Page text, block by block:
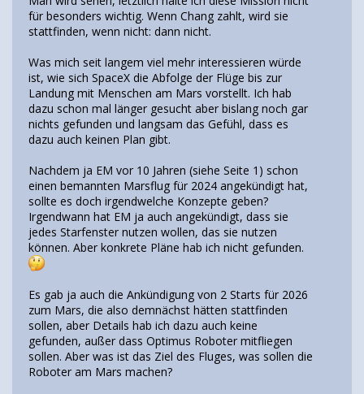
für besonders wichtig. Wenn Chang zahlt, wird sie
stattfinden, wenn nicht: dann nicht.
Was mich seit langem viel mehr interessieren würde
ist, wie sich SpaceX die Abfolge der Flüge bis zur
Landung mit Menschen am Mars vorstellt. Ich hab
dazu schon mal länger gesucht aber bislang noch gar
nichts gefunden und langsam das Gefühl, dass es
dazu auch keinen Plan gibt.
Nachdem ja EM vor 10 Jahren (siehe Seite 1) schon
einen bemannten Marsflug für 2024 angekündigt hat,
sollte es doch irgendwelche Konzepte geben?
Irgendwann hat EM ja auch angekündigt, dass sie
jedes Starfenster nutzen wollen, das sie nutzen
können. Aber konkrete Pläne hab ich nicht gefunden.
Es gab ja auch die Ankündigung von 2 Starts für 2026
zum Mars, die also demnächst hätten stattfinden
sollen, aber Details hab ich dazu auch keine
gefunden, außer dass Optimus Roboter mitfliegen
sollen. Aber was ist das Ziel des Fluges, was sollen die
Roboter am Mars machen?